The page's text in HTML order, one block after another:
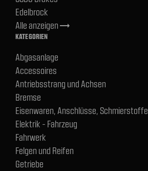
Edelbrock
Alle anzeigentrending_flat
KATEGORIEN
Abgasanlage
Accessoires
Antriebsstrang und Achsen
Bremse
Eisenwaren, Anschlüsse, Schmierstoffe
Elektrik - Fahrzeug
Fahrwerk
Felgen und Reifen
Getriebe